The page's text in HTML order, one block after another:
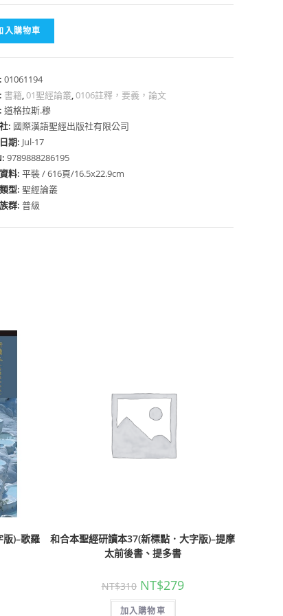
入購物車
01061194
書籍,01聖經論叢,0106註釋，要義，論文
道格拉斯.穆
: 國際漢語聖經出版社有限公司
期: Jul-17
9789888286195
料:平裝 / 616頁/16.5x22.9cm
型:聖經論叢
群:普級
)–歌羅
和合本聖經研讀本37(新標點．大字版)–提摩
太前後書、提多書
NT$310 NT$279
加入購物車